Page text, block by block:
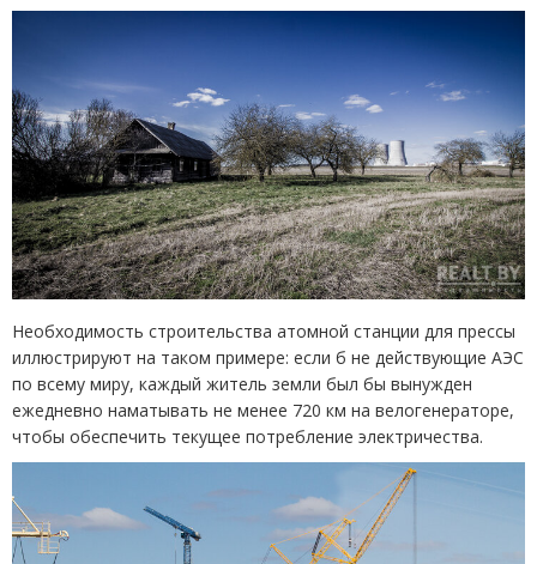
Необходимость строительства атомной станции для прессы
иллюстрируют на таком примере: если б не действующие АЭС
по всему миру, каждый житель земли был бы вынужден
ежедневно наматывать не менее 720 км на велогенераторе,
чтобы обеспечить текущее потребление электричества.